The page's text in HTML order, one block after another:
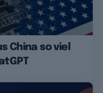
China so viel